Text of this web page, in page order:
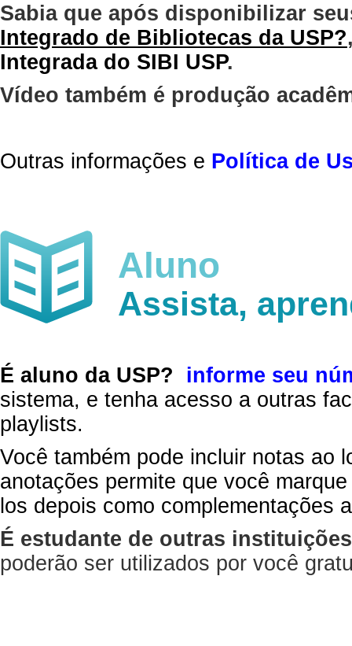
Sabia que após disponibilizar
Integrado de Bibliotecas da USP?
Integrada do SIBI USP.
Vídeo também é produção
Outras informações e Política de
Aluno
Assista,
É aluno da USP?
informe seu
sistema, e tenha acesso a outras
playlists.
Você também pode incluir notas ao
anotações permite que você
los depois como complementações
É estudante de outras
poderão ser utilizados por você